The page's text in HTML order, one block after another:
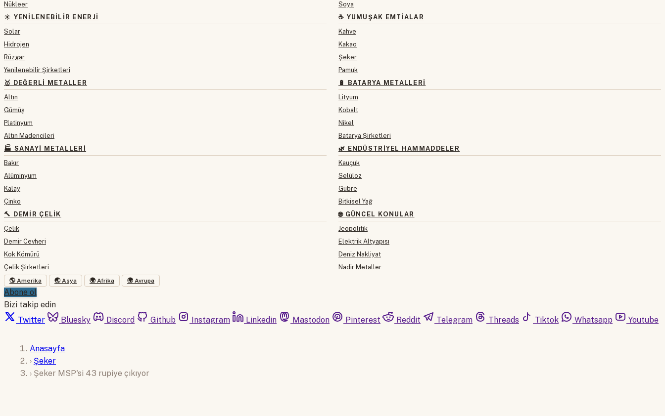
Nükleer
☀️ YENILENEBILIR ENERJI
Solar
Hidrojen
Rüzgar
Yenilenebilir Şirketleri
🥇 DEĞERLI METALLER
Altın
Gümüş
Platinyum
Altın Madencileri
🏭 SANAYI METALLERI
Bakır
Alüminyum
Kalay
Çinko
🔨 DEMIR ÇELIK
Çelik
Demir Cevheri
Kok Kömürü
Çelik Şirketleri
Soya
☕ YUMUŞAK EMTIALAR
Kahve
Kakao
Şeker
Pamuk
🔋 BATARYA METALLERI
Lityum
Kobalt
Nikel
Batarya Şirketleri
🌿 ENDÜSTRIYEL HAMMADDELER
Kauçuk
Selüloz
Gübre
Bitkisel Yağ
🌐 GÜNCEL KONULAR
Jeopolitik
Elektrik Altyapısı
Deniz Nakliyat
Nadir Metaller
🌎 Amerika 🌏 Asya 🌍 Afrika 🌍 Avrupa
Abone ol
Bizi takip edin
Twitter
Bluesky Discord Github Instagram Linkedin Mastodon Pinterest Reddit Telegram Threads Tiktok Whatsapp Youtube
Anasayfa
› Şeker
› Şeker MSP'si 43 rupiye çıkıyor